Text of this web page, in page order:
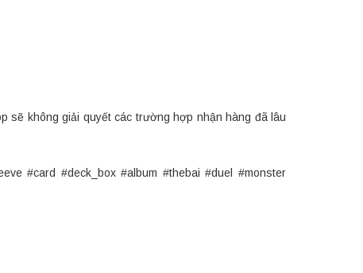
sẽ không giải quyết các trường hợp nhận hàng đã lâu
#card #deck_box #album #thebai #duel #monster